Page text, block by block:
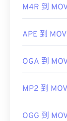
實用連結：
https://
種文件類型
實用連結：
M4R 到
APE 到 MOV
OGA 到
MP2 到 MOV
OGG 到